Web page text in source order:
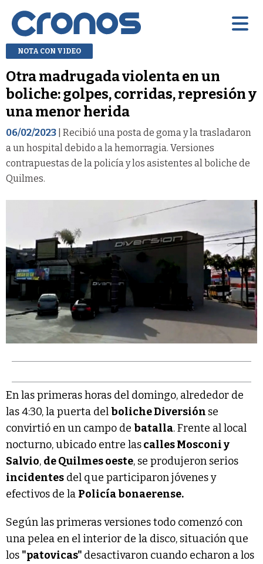
NOTA CON VIDEO
Otra madrugada violenta en un
boliche: golpes, corridas, represión y
una menor herida
06/02/2023 | Recibió una posta de goma y la trasladaron
a un hospital debido a la hemorragia. Versiones
contrapuestas de la policía y los asistentes al boliche de
Quilmes.
En las primeras horas del domingo, alrededor de
las 4:30, la puerta delboliche Diversión se
convirtió en un campo de batalla. Frente al local
nocturno, ubicado entre lascalles Mosconi y
Salvio, de Quilmes oeste, se produjeron serios
incidentes del que participaron jóvenes y
efectivos de la Policía bonaerense.
Según las primeras versiones todo comenzó con
una pelea en el interior de la disco, situación que
los "patovicas" desactivaron cuando echaron a los